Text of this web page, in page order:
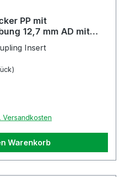
PP mit
12,7 mm AD mit
Insert
Versandkosten
Warenkorb